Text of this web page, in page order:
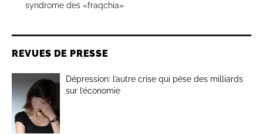
syndrome des «fraqchia»
REVUES DE PRESSE
Dépression: l’autre crise qui pèse des milliards
sur l’économie